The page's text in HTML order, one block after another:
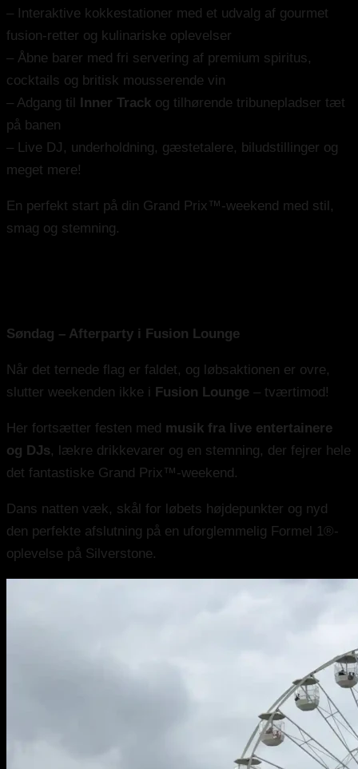
– Interaktive kokkestationer med et udvalg af gourmet
fusion-retter og kulinariske oplevelser
– Åbne barer med fri servering af premium spiritus,
cocktails og britisk mousserende vin
– Adgang til
Inner Track og tilhørende tribunepladser tæt
på banen
– Live DJ, underholdning, gæstetalere, biludstillinger og
meget mere!
En perfekt start på din Grand Prix™-weekend med stil,
smag og stemning.
Søndag – Afterparty i Fusion Lounge
Når det ternede flag er faldet, og løbsaktionen er ovre,
slutter weekenden ikke i Fusion Lounge – tværtimod!
Her fortsætter festen med musik fra live entertainere
og DJs, lækre drikkevarer og en stemning, der fejrer hele
det fantastiske Grand Prix™-weekend.
Dans natten væk, skål for løbets højdepunkter og nyd
den perfekte afslutning på en uforglemmelig Formel 1®-
oplevelse på Silverstone.